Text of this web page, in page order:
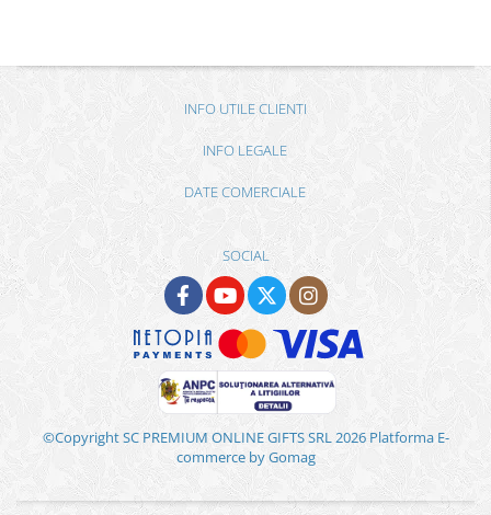
INFO UTILE CLIENTI
INFO LEGALE
DATE COMERCIALE
SOCIAL
©Copyright SC PREMIUM ONLINE GIFTS SRL 2026 Platforma E-
commerce by Gomag